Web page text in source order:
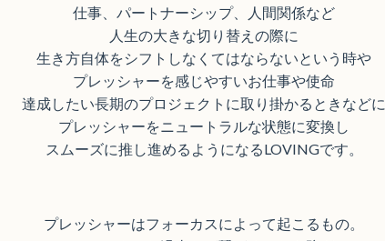
仕事、パートナーシップ、人間関係など
人生の大きな切り替えの際に
生き方自体をシフトしなくてはならないという時や
プレッシャーを感じやすいお仕事や使命
達成したい長期のプロジェクトに取り掛かるときなどに
プレッシャーをニュートラルな状態に変換し
スムーズに推し進めるようになるLOVINGです。
プレッシャーはフォーカスによって起こるもの。